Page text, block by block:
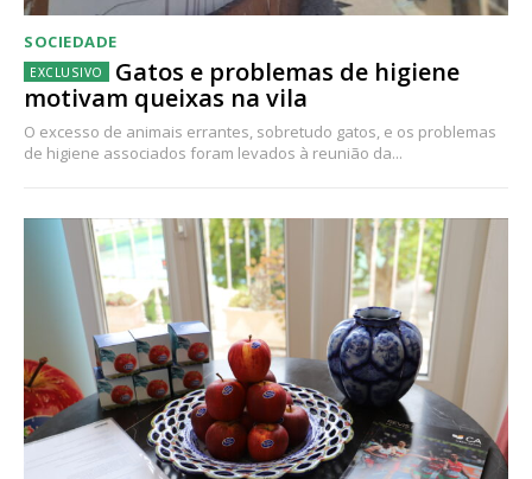
SOCIEDADE
Gatos e problemas de higiene
motivam queixas na vila
O excesso de animais errantes, sobretudo gatos, e os problemas
de higiene associados foram levados à reunião da...